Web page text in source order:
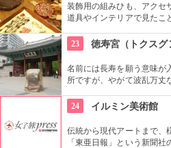
装飾用の組みひも、アクセ
道具やインテリアで見たこ
りなど製作体験もできます
です。
23 徳寿宮（トクスグ
名前には長寿を願う意味が
所ですが、やがて波乱万丈
のスタイルと東洋のスタイ
っています。
24 イルミン美術館
伝統から現代アートまで、
「東亜日報」という新聞社